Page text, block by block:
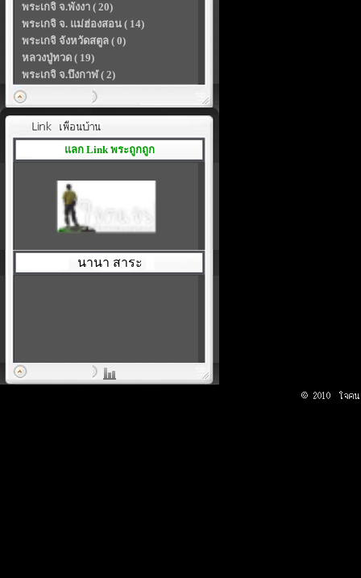
พระเกจิ จ.พังงา ( 20)
พระเกจิ จ. แม่ฮ่องสอน ( 14)
พระเกจิ จังหวัดสตูล ( 0)
หลวงปู่ทวด ( 19)
พระเกจิ จ.บึงกาฬ ( 2)
แลก Link พระถูกถูก
นานา สาระ